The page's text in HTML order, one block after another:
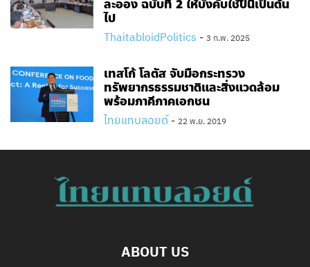
ละออง ฉบับที่ 2 ให้บังคับใช้ปีนี้เป็นต้น
ไป
ThaitabloidPolitics - 3 ก.พ. 2025
เทสโก้ โลตัส จับมือกระทรวง
ทรัพยากรธรรมชาติและสิ่งแวดล้อม
พร้อมภาคีภาคเอกชน
ไทยแทบลอยด์ - 22 พ.ย. 2019
ABOUT US